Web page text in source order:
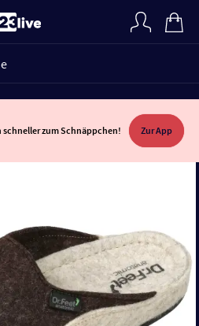
schneller zum Schnäppchen! Zur App